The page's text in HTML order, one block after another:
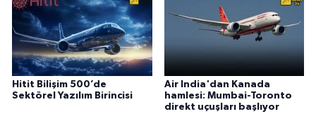
Hitit Bilişim 500’de
Sektörel Yazılım Birincisi
Air India'dan Kanada
hamlesi: Mumbai-Toronto
direkt uçuşları başlıyor